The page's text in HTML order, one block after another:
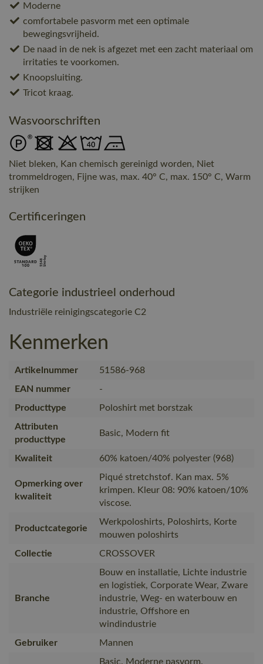
Moderne
comfortabele pasvorm met een optimale
bewegingsvrijheid.
De naad in de nek is afgezet met een zacht materiaal om
irritaties te voorkomen.
Knoopsluiting.
Tricot kraag.
Wasvoorschriften
Niet bleken, Kan chemisch gereinigd worden, Niet
trommeldrogen, Fijne was, max. 40° C, max. 150° C, Warm
strijken
Certificeringen
Categorie industrieel onderhoud
Industriële reinigingscategorie C2
Kenmerken
Artikelnummer
51586-968
EAN nummer
-
Producttype
Poloshirt met borstzak
Attributen
producttype
Basic, Modern fit
Kwaliteit 60% katoen/40% polyester (968)
Opmerking over
kwaliteit
Piqué stretchstof. Kan max. 5%
krimpen. Kleur 08: 90% katoen/10%
viscose.
Productcategorie
Werkpoloshirts, Poloshirts, Korte
mouwen poloshirts
Collectie
CROSSOVER
Branche
Bouw en installatie, Lichte industrie
en logistiek, Corporate Wear, Zware
industrie, Weg- en waterbouw en
industrie, Offshore en
windindustrie
Gebruiker
Mannen
Basic. Moderne pasvorm.